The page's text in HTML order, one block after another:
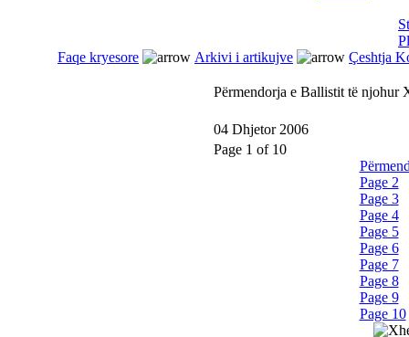
Faqe kryesore
Arkivi i artikujve Çeshtja
Përmendorja e Ballistit të njohur
04 Dhjetor 2006
Page 2
Page 3
Page 4
Page 5
Page 6
Page 7
Page 8
Page 9
Page 10
Page 1 of 10